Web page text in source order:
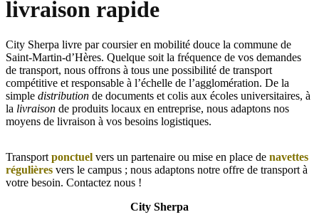
livraison rapide
City Sherpa livre par coursier en mobilité douce la commune de
Saint-Martin-d’Hères. Quelque soit la fréquence de vos demandes
de transport, nous offrons à tous une possibilité de transport
compétitive et responsable à l’échelle de l’agglomération. De la
simple distribution de documents et colis aux écoles universitaires, à
la livraison de produits locaux en entreprise, nous adaptons nos
moyens de livraison à vos besoins logistiques.
Transport ponctuel vers un partenaire ou mise en place de navettes
régulières vers le campus ; nous adaptons notre offre de transport à
votre besoin. Contactez nous !
City Sherpa